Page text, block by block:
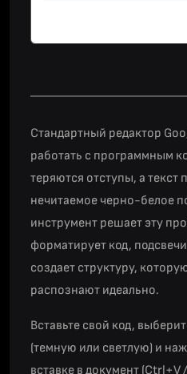
Стандартный редактор
работать с программным
теряются отступы, а текст
нечитаемое черно-белое
инструмент решает эту
форматирует код,
создает структуру,
распознают идеально.
Вставьте свой код,
(темную или светлую) и
вставке в документ